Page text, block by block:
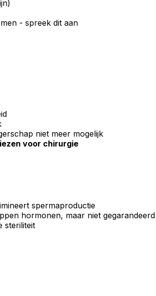
- spreek dit aan
niet meer mogelijk
voor chirurgie
spermaproductie
hormonen, maar niet gegarandeerd
steriliteit